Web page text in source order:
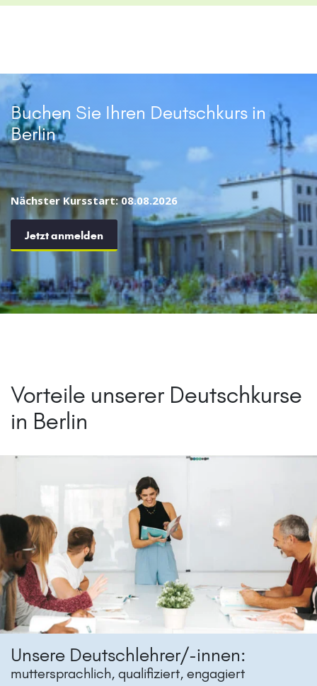
Buchen Sie Ihren Deutschkurs in
Berlin
Nächster Kursstart: 08.08.2026
Jetzt anmelden
Vorteile unserer Deutschkurse
in Berlin
Unsere Deutschlehrer/-innen:
muttersprachlich, qualifiziert, engagiert